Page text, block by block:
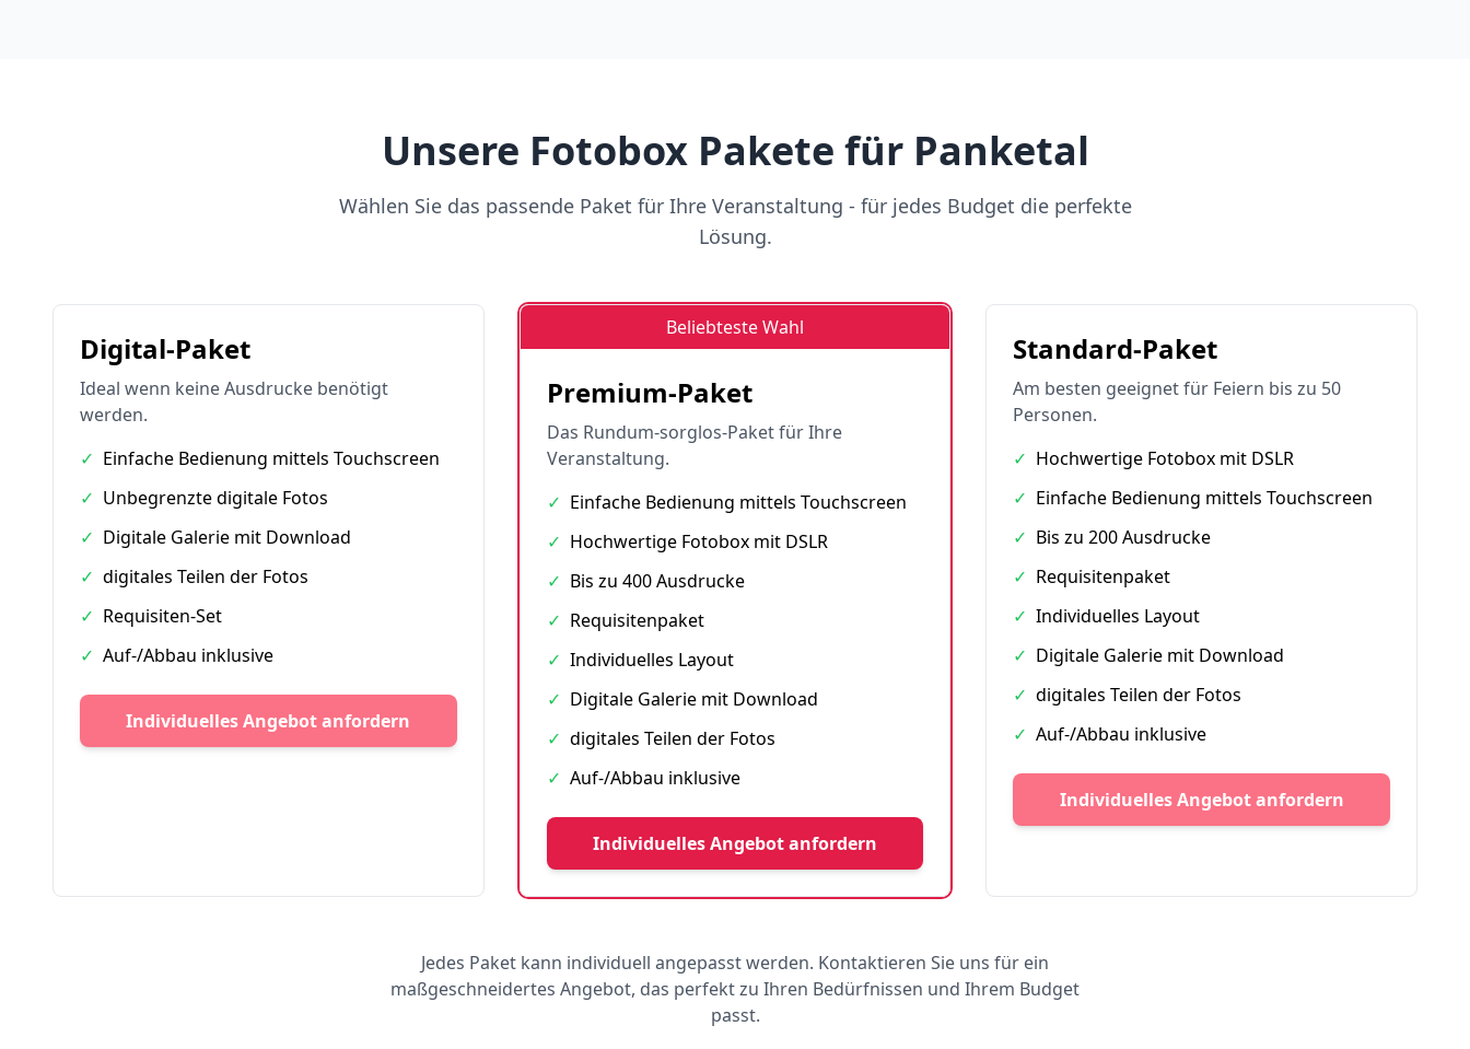
Unsere Fotobox Pakete für Panketal
Wählen Sie das passende Paket für Ihre Veranstaltung - für jedes Budget die perfekte
Lösung.
Digital-Paket
Ideal wenn keine Ausdrucke benötigt
werden.
✓ Einfache Bedienung mittels Touchscreen
✓ Unbegrenzte digitale Fotos
✓ Digitale Galerie mit Download
✓ digitales Teilen der Fotos
✓ Requisiten-Set
✓ Auf-/Abbau inklusive
Individuelles Angebot anfordern
Beliebteste Wahl
Premium-Paket
Das Rundum-sorglos-Paket für Ihre
Veranstaltung.
✓ Einfache Bedienung mittels Touchscreen
✓ Hochwertige Fotobox mit DSLR
✓ Bis zu 400 Ausdrucke
✓ Requisitenpaket
✓ Individuelles Layout
✓ Digitale Galerie mit Download
✓ digitales Teilen der Fotos
✓ Auf-/Abbau inklusive
Individuelles Angebot anfordern
Standard-Paket
Am besten geeignet für Feiern bis zu 50
Personen.
✓ Hochwertige Fotobox mit DSLR
✓ Einfache Bedienung mittels Touchscreen
✓ Bis zu 200 Ausdrucke
✓ Requisitenpaket
✓ Individuelles Layout
✓ Digitale Galerie mit Download
✓ digitales Teilen der Fotos
✓ Auf-/Abbau inklusive
Individuelles Angebot anfordern
Jedes Paket kann individuell angepasst werden. Kontaktieren Sie uns für ein
maßgeschneidertes Angebot, das perfekt zu Ihren Bedürfnissen und Ihrem Budget
passt.